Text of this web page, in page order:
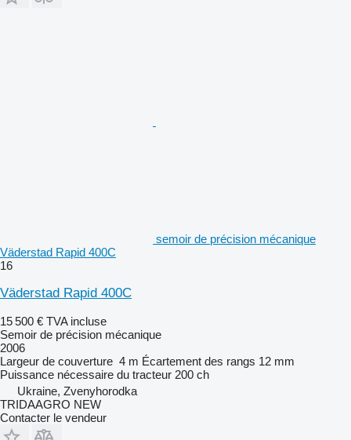
semoir de précision mécanique
Väderstad Rapid 400C
16
Väderstad Rapid 400C
15 500 € TVA incluse
Semoir de précision mécanique
2006
Largeur de couverture 4 m Écartement des rangs 12 mm
Puissance nécessaire du tracteur 200 ch
Ukraine, Zvenyhorodka
TRIDAAGRO NEW
Contacter le vendeur